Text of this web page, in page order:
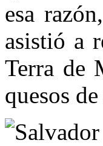
esa
asistió a
Terra de
quesos